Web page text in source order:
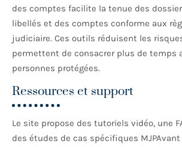
des comptes facilite la tenue des
libellés et des comptes conforme aux
judiciaire. Ces outils réduisent les
permettent de consacrer plus de temps
personnes protégées.
Ressources et support
Le site propose des tutoriels vidéo, une
des études de cas spécifiques